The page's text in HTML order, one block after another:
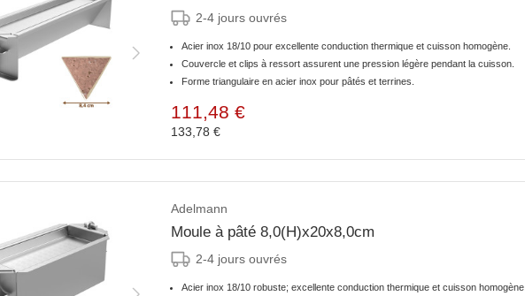
2-4 jours ouvrés
Acier inox 18/10 pour excellente conduction thermique et cuisson homogène.
Couvercle et clips à ressort assurent une pression légère pendant la cuisson.
Forme triangulaire en acier inox pour pâtés et terrines.
111,48 €
133,78 €
Adelmann
Moule à pâté 8,0(H)x20x8,0cm
2-4 jours ouvrés
Acier inox 18/10 robuste; excellente conduction thermique et cuisson homogène.